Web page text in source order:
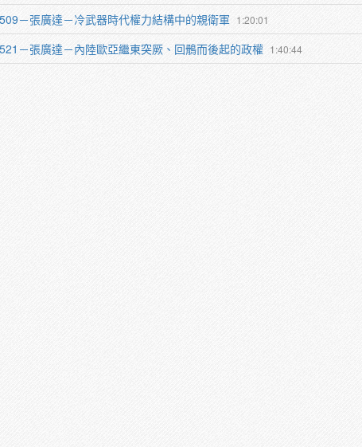
1:20:01
－張廣達－冷武器時代權力結構中的親衛軍
1:40:44
－張廣達－內陸歐亞繼東突厥、回鶻而後起的政權